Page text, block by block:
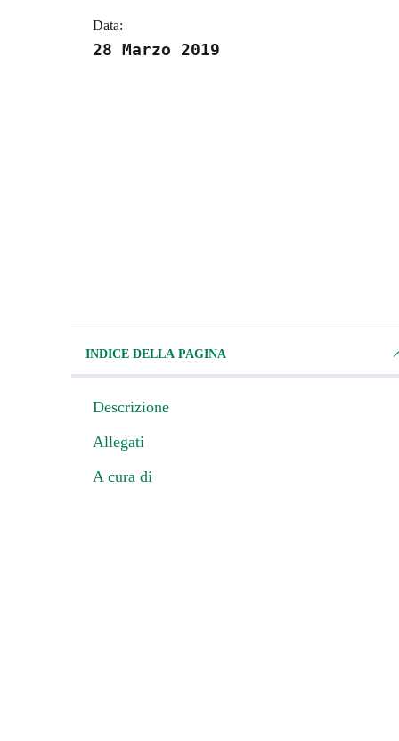
Data:
28 Marzo 2019
INDICE DELLA PAGINA
Descrizione
Allegati
A cura di